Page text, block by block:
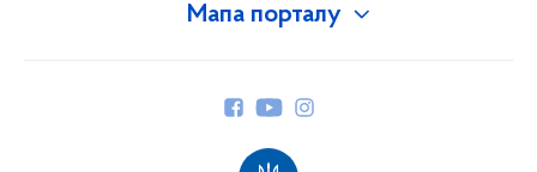
Мапа порталу